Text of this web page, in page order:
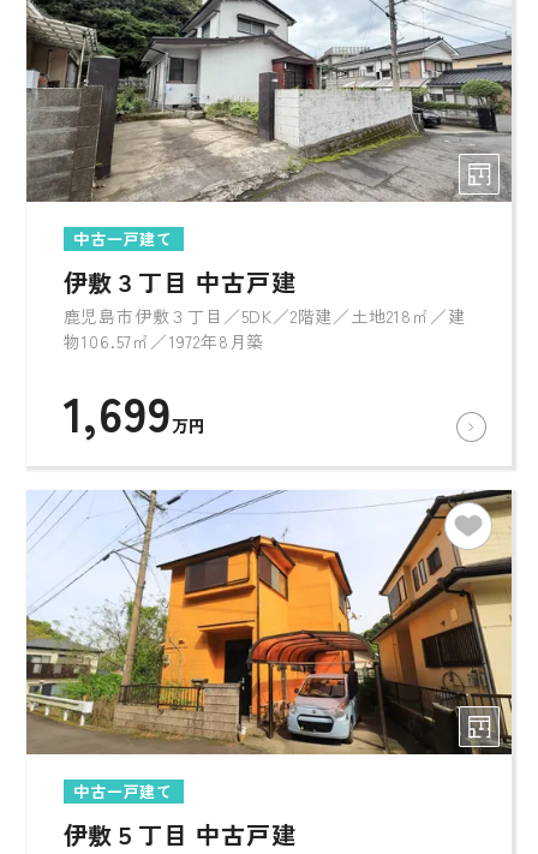
中古一戸建て
伊敷３丁目 中古戸建
鹿児島市伊敷３丁目／5DK／2階建／土地218㎡／建
物106.57㎡／1972年8月築
1,699万円
中古一戸建て
伊敷５丁目 中古戸建